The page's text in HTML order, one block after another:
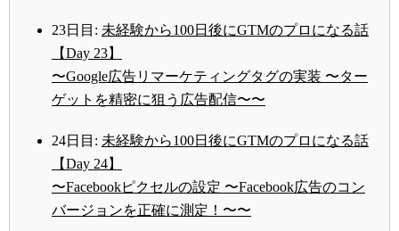
23日目: 未経験から100日後にGTMのプロになる話
【Day 23】
〜Google広告リマーケティングタグの実装 〜ター
ゲットを精密に狙う広告配信〜〜
24日目: 未経験から100日後にGTMのプロになる話
【Day 24】
〜Facebookピクセルの設定 〜Facebook広告のコン
バージョンを正確に測定！〜〜